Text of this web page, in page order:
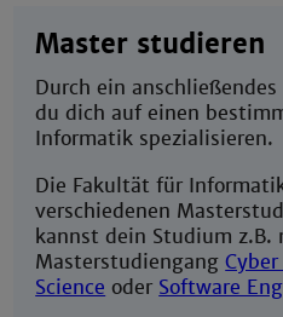
Master studieren
Durch ein
du dich auf einen
Informatik spezialisieren.
Die Fakultät für
verschiedenen
kannst dein Studium z.B.
Masterstudiengang
Science oder Software